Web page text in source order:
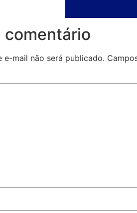
comentário
e-mail não será publicado.